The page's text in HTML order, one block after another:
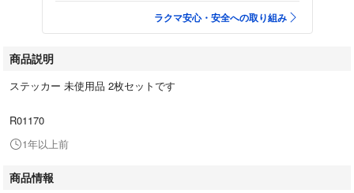
ラクマ安心・安全への取り組み
商品説明
ステッカー 未使用品 2枚セットです
R01170
1年以上前
商品情報